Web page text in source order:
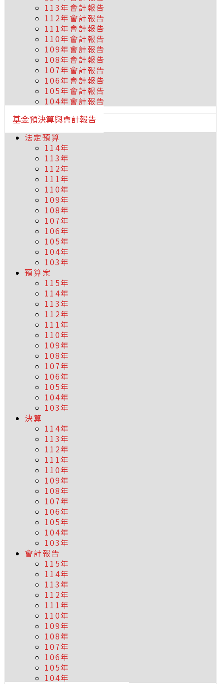
113年會計報告
112年會計報告
111年會計報告
110年會計報告
109年會計報告
108年會計報告
107年會計報告
106年會計報告
105年會計報告
104年會計報告
基金預決算與會計報告
法定預算
114年
113年
112年
111年
110年
109年
108年
107年
106年
105年
104年
103年
預算案
115年
114年
113年
112年
111年
110年
109年
108年
107年
106年
105年
104年
103年
決算
114年
113年
112年
111年
110年
109年
108年
107年
106年
105年
104年
103年
會計報告
115年
114年
113年
112年
111年
110年
109年
108年
107年
106年
105年
104年